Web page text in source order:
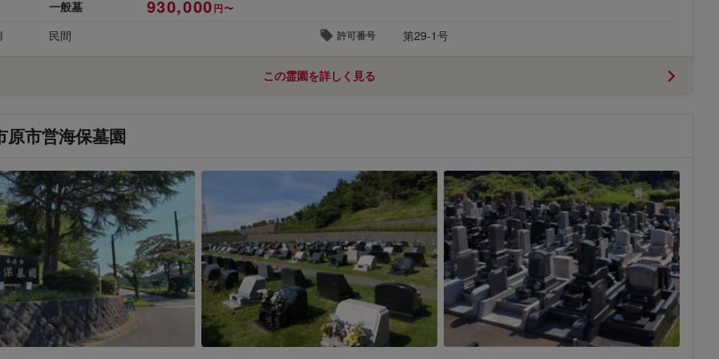
一般墓 930,000円〜
民間 許可番号 第29-1号
この霊園を詳しく見る
原市営海保墓園